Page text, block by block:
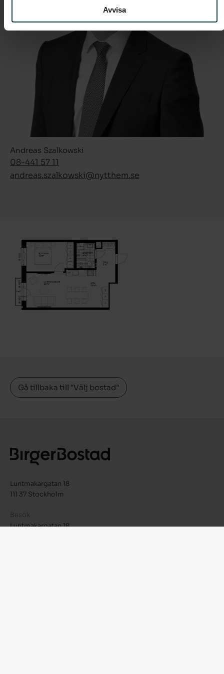
Avvisa
Andreas Szalkowski
08-441 57 11
andreas.szalkowski­@nytthem.se
Gå tillbaka till "Välj bostad"
Luntmakargatan 18
111 37 Stockholm
Besök
Luntmakargatan 18